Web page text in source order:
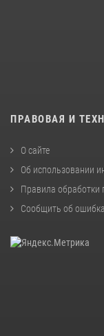
ПРАВОВАЯ И
О сайте
Об использовании
Правила обработки
Сообщить об